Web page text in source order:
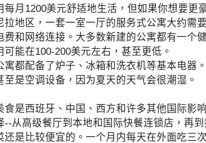
每月1200美元舒适地生活，但如果你想要更
区，一套一室一厅的服务式公寓大约需要
费和网络连接。大多数新建的公寓都有一个
可能在100-200美元左右，甚至更低。
配备了炉子、冰箱和洗衣机等基本电器
至是空调设备，因为夏天的天气会很潮湿。
西班牙、中国、西方和许多其他国际影
--从高级餐厅到本地和国际快餐连锁店，再
比较便宜的。一个月内每天在外面吃三